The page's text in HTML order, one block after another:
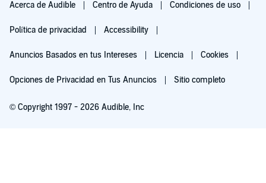
Acerca de Audible Centro de Ayuda Condiciones de uso
Política de privacidad Accessibility
Anuncios Basados en tus Intereses Licencia Cookies
Opciones de Privacidad en Tus Anuncios Sitio completo
© Copyright 1997 - 2026 Audible, Inc